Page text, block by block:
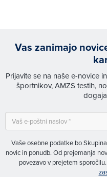
Vas zanimajo
Prijavite se na naše e-novice
športnikov, AMZS testih,
Vaše osebne podatke bo
novic in ponudb. Od prejemanja
povezavo v prejetem